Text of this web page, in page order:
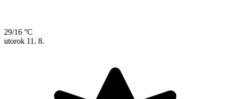
29/16 °C
utorok 11. 8.